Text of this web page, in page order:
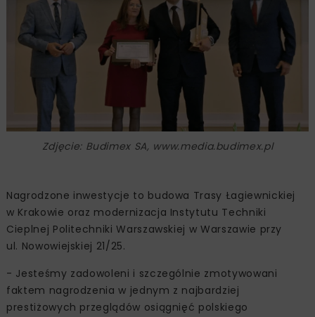
Zdjęcie: Budimex SA, www.media.budimex.pl
Nagrodzone inwestycje to budowa Trasy Łagiewnickiej
w Krakowie oraz modernizacja Instytutu Techniki
Cieplnej Politechniki Warszawskiej w Warszawie przy
ul. Nowowiejskiej 21/25.
- Jesteśmy zadowoleni i szczególnie zmotywowani
faktem nagrodzenia w jednym z najbardziej
prestiżowych przeglądów osiągnięć polskiego